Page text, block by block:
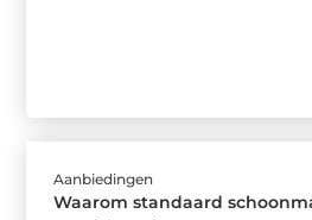
Aanbiedingen
Waarom standaard